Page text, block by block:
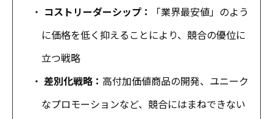
・ コストリーダーシップ：
「業界最安値」のよう
に価格を低く抑えることにより、競合の優位に
立つ戦略
・ 差別化戦略： 高付加価値商品の開発、ユニーク
なプロモーションなど、競合にはまねできない